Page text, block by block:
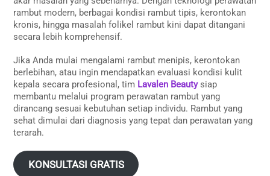
rambut modern, berbagai kondisi rambut tipis, kerontokan
kronis, hingga masalah folikel rambut kini dapat ditangani
secara lebih komprehensif.
Jika Anda mulai mengalami rambut menipis, kerontokan
berlebihan, atau ingin mendapatkan evaluasi kondisi kulit
kepala secara profesional, tim Lavalen Beautysiap
membantu melalui program perawatan rambut yang
dirancang sesuai kebutuhan setiap individu. Rambut yang
sehat dimulai dari diagnosis yang tepat dan perawatan yang
terarah.
KONSULTASI GRATIS